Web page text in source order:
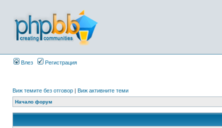
Влез Регистрация
Виж темите без отговор | Виж активните теми
Начало форум